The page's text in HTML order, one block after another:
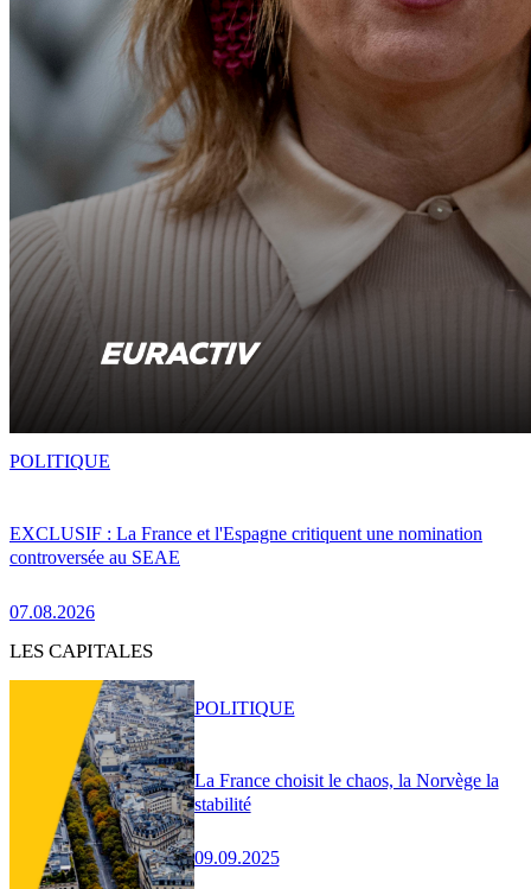
EXCLUSIF : La France et l'Espagne critiquent une nomination
controversée au SEAE
07.08.2026
POLITIQUE
LES CAPITALES
La France choisit le chaos, la Norvège la
stabilité
09.09.2025
POLITIQUE